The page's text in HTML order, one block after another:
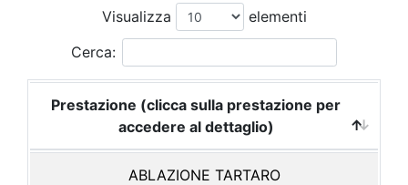
Visualizza
elementi
Cerca:
Prestazione (clicca sulla prestazione per
accedere al dettaglio)
ABLAZIONE TARTARO